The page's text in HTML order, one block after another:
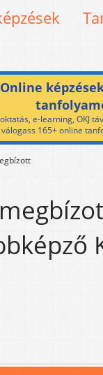
Online
e-learning, OKJ
165+ online